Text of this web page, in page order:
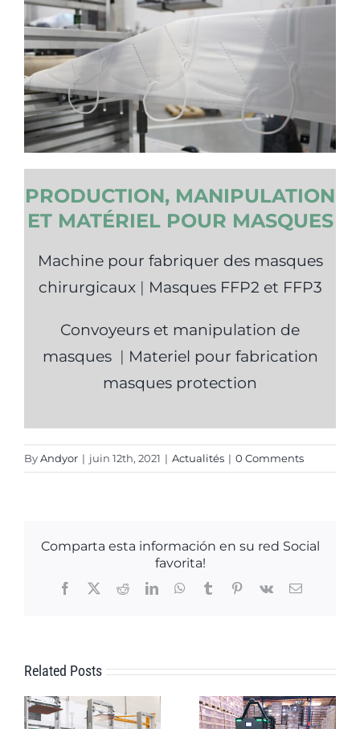
PRODUCTION, MANIPULATION
ET MATÉRIEL POUR MASQUES
Machine pour fabriquer des masques
chirurgicaux| Masques FFP2 et FFP3
Convoyeurs et manipulation de
masques| Materiel pour fabrication
masques protection
ByAndyor | juin 12th, 2021 | Actualités | 0 Comments
Comparta esta información en su red Social
favorita!
Facebook
X RedditLinkedInWhatsApp
TumblrPinterest
Vk Email
Related Posts
Vous recherchez